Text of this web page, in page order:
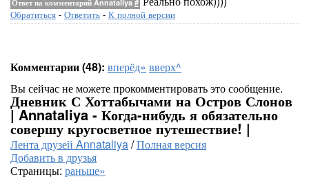
Ответ на комментарий Annataliya #
Обратиться - Ответить - К полной версии
Комментарии (48): вперёд» вверх^
Вы сейчас не можете прокомментировать это сообщение.
Дневник С Хоттабычами на Остров Слонов
| Annataliya - Когда-нибудь я обязательно
совершу кругосветное путешествие! |
Лента друзей Annataliya/Полная версия
Добавить в друзья
Страницы: раньше»